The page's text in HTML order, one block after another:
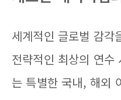
세계적인 글로벌 감각
전략적인 최상의 연
는 특별한 국내, 해외